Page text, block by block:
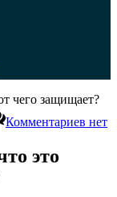
чего защищает?
Комментариев нет
это